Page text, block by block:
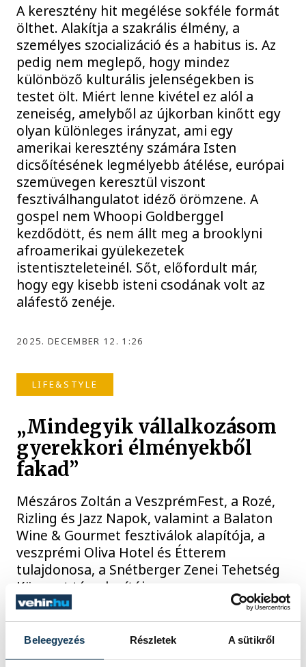
Beleegyezés Részletek A sütikről
A keresztény hit megélése sokféle formát
ölthet. Alakítja a szakrális élmény, a
személyes szocializáció és a habitus is. Az
pedig nem meglepő, hogy mindez
különböző kulturális jelenségekben is
testet ölt. Miért lenne kivétel ez alól a
zeneiség, amelyből az újkorban kinőtt egy
olyan különleges irányzat, ami egy
amerikai keresztény számára Isten
dicsőítésének legmélyebb átélése, európai
szemüvegen keresztül viszont
fesztiválhangulatot idéző örömzene. A
gospel nem Whoopi Goldberggel
kezdődött, és nem állt meg a brooklyni
afroamerikai gyülekezetek
istentiszteleteinél. Sőt, előfordult már,
hogy egy kisebb isteni csodának volt az
aláfestő zenéje.
2025. DECEMBER 12. 1:26
LIFE&STYLE
„Mindegyik vállalkozásom
gyerekkori élményekből
fakad”
Mészáros Zoltán a VeszprémFest, a Rozé,
Rizling és Jazz Napok, valamint a Balaton
Wine & Gourmet fesztiválok alapítója, a
veszprémi Oliva Hotel és Étterem
tulajdonosa, a Snétberger Zenei Tehetség
Központ társalapítója.